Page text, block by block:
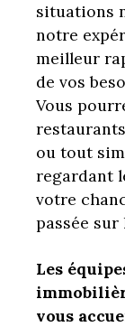
situations
notre
meilleur
de vos
Vous
ou tout
regardant
votre
passée sur
Les
vous